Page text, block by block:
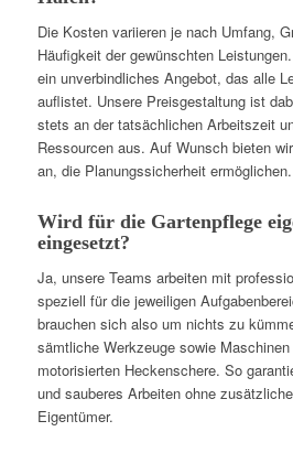
Die Kosten variieren je nach Umfang,
Häufigkeit der gewünschten
ein unverbindliches Angebot, das alle
auflistet. Unsere Preisgestaltung ist
stets an der tatsächlichen Arbeitszeit
Ressourcen aus. Auf Wunsch bieten
an, die Planungssicherheit ermöglichen.
Wird für die Gartenpflege
eingesetzt?
Ja, unsere Teams arbeiten mit
speziell für die jeweiligen
brauchen sich also um nichts zu
sämtliche Werkzeuge sowie
motorisierten Heckenschere. So
und sauberes Arbeiten ohne
Eigentümer.